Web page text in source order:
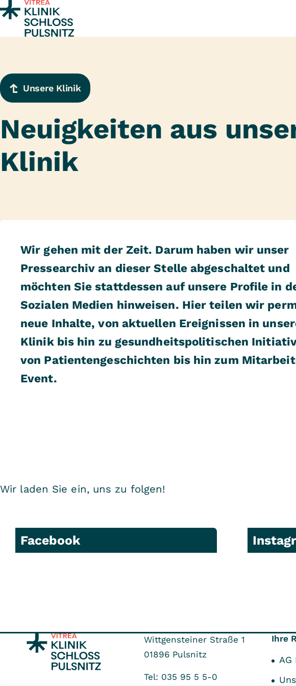
Zum Inhalt springen
Unsere Klinik
Neuigkeiten aus
Klinik
Wir gehen mit der Zeit. Darum haben wir unser
Pressearchiv an dieser Stelle abgeschaltet und
möchten Sie stattdessen auf unsere Profile in
Sozialen Medien hinweisen. Hier teilen wir
neue Inhalte, von aktuellen Ereignissen in
Klinik bis hin zu gesundheitspolitischen
von Patientengeschichten bis hin zum
Event.
Wir laden Sie ein, uns zu folgen!
Facebook
Wittgensteiner Straße 1
01896 Pulsnitz
Tel: 035 95 5 5-0
Ihre
AG